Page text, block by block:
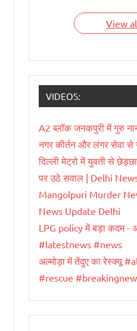
View
VIDEOS:
A2 ब्लॉक जनकपुरी में गुरु
नगर कीर्तन और लंगर सेवा से
दिल्ली मेट्रो में युवती से
पर उठे सवाल | Delhi
Mangolpuri Murder
News Update Delhi
LPG policy में बड़ा कदम -
#latestnews #news
अल्मोड़ा में तेंदुए का रेस्क्यू
#rescue